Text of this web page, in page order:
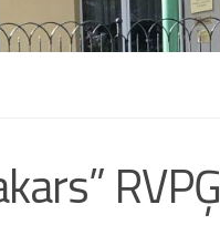
RVPĢ